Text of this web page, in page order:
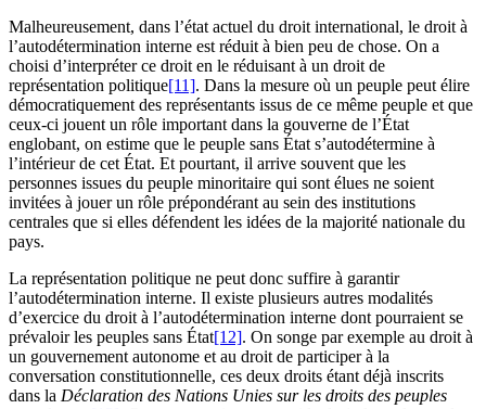
Malheureusement, dans l’état actuel du droit international, le droit à
l’autodétermination interne est réduit à bien peu de chose. On a
choisi d’interpréter ce droit en le réduisant à un droit de
représentation politique[11]. Dans la mesure où un peuple peut élire
démocratiquement des représentants issus de ce même peuple et que
ceux-ci jouent un rôle important dans la gouverne de l’État
englobant, on estime que le peuple sans État s’autodétermine à
l’intérieur de cet État. Et pourtant, il arrive souvent que les
personnes issues du peuple minoritaire qui sont élues ne soient
invitées à jouer un rôle prépondérant au sein des institutions
centrales que si elles défendent les idées de la majorité nationale du
pays.
La représentation politique ne peut donc suffire à garantir
l’autodétermination interne. Il existe plusieurs autres modalités
d’exercice du droit à l’autodétermination interne dont pourraient se
prévaloir les peuples sans État[12]. On songe par exemple au droit à
un gouvernement autonome et au droit de participer à la
conversation constitutionnelle, ces deux droits étant déjà inscrits
dans la Déclaration des Nations Unies sur les droits des peuples